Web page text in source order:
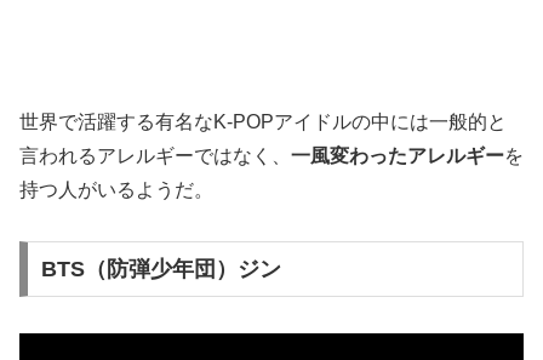
世界で活躍する有名なK-POPアイドルの中には一般的と
言われるアレルギーではなく、 一風変わったアレルギーを
持つ人がいるようだ。
BTS（防弾少年団）ジン